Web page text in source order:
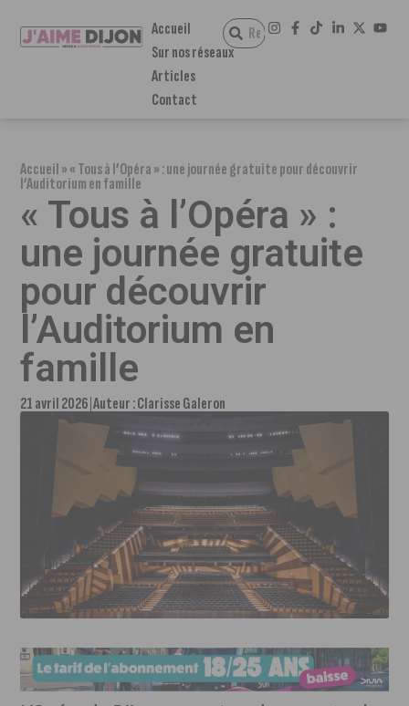
Accueil
Sur nos réseaux
Articles
Contact
Accueil»« Tous à l’Opéra » : une journée gratuite pour découvrir
l’Auditorium en famille
« Tous à l’Opéra » :
une journée gratuite
pour découvrir
l’Auditorium en
famille
21 avril 2026 Auteur :Clarisse Galeron